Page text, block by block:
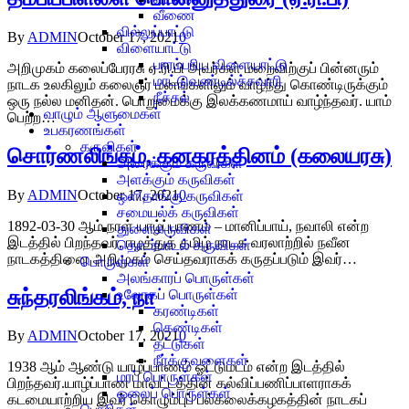
By ADMINOctober 17, 20210
அறிமுகம் கலைப்பேரரசு ஏ.ரி.பி அவர்கள் மறைவிற்குப் பின்னரும்
நாடக உலகிலும் கலைஞர் மனங்களிலும் வாழ்ந்து கொண்டிருக்கும்
ஒரு நல்ல மனிதன். பொறுமைக்கு இலக்கணமாய் வாழ்ந்தவர். யாம்
பெற்ற…
சொர்ணலிங்கம், கனகரத்தினம் (கலையரசு)
By ADMINOctober 17, 20210
1892-03-30 ஆம் நாள் யாழ்ப்பாணம் – மானிப்பாய், நவாலி என்ற
இடத்தில் பிறந்தவர். ஈழத்துத் தமிழ் நாடக வரலாற்றில் நவீன
நாடகத்தினை அறிமுகம் செய்தவராகக் கருதப்படும் இவர்…
சுந்தரலிங்கம், நா
ByADMINOctober 17, 20210
1938 ஆம் ஆண்டு யாழ்ப்பாணம் ஓட்டுமடம் என்ற இடத்தில்
பிறந்தவர்.யாழ்ப்பாண மாவட்டத்தின் கல்விப்பணிப்பாளராகக்
கடமையாற்றிய இவர் கொழும்புப் பல்கலைக்கழகத்தின் நாடகப்
வீணை
வில்லுப்பாட்டு
விளையாட்டு
பாரம்பரிய விளையாட்டு
மாட்டுவண்டில்ச்சவாரி
நீச்சல்
வாழும் ஆளுமைகள்
உபகரணங்கள்
கருவிகள்
அரைக்கும் கருவிகள்
அளக்கும் கருவிகள்
ஒளிதாங்கு கருவிகள்
சமையல்க் கருவிகள்
துளைகருவிகள்
தொடர்பாடல் கருவிகள்
பொருள்கள்
அலங்காரப் பொருள்கள்
உலோகப் பொருள்கள்
கரண்டிகள்
கெண்டிகள்
தட்டுகள்
நீர்க்குவளைகள்
மரப் பொருள்கள்
ஓலைப் பொருள்கள்